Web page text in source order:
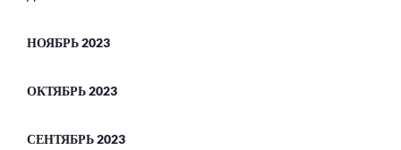
НОЯБРЬ 2023
ОКТЯБРЬ 2023
СЕНТЯБРЬ 2023